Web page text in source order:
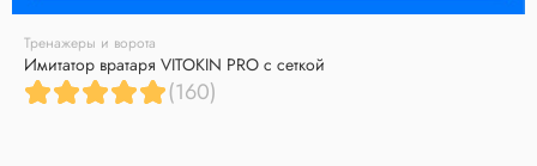
Тренажеры и ворота
Имитатор вратаря VITOKIN PRO с сеткой
(160)